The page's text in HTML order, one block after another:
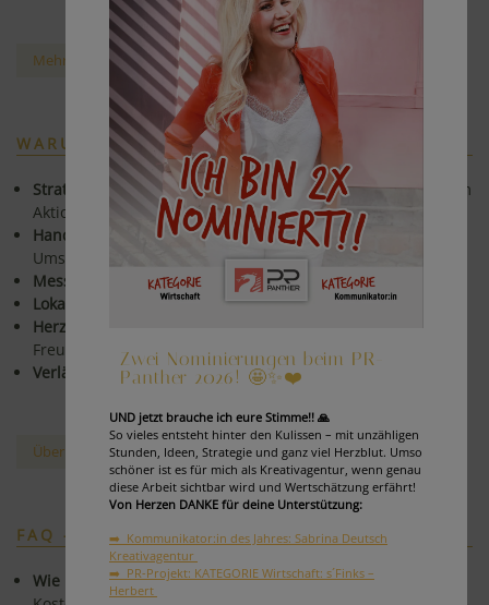
Mehr über meine Leistungen
WARUM MIT MIR?
Strategisch & kreativ:Konzepte mit rotem Faden statt losem
Aktionismus.
Hands-on & pragmatisch:Klare Empfehlungen, schnelle
Umsetzung.
Messbar:
Fokus auf Ergebnisse und Optimierungen.
Lokal in Graz - vernetzt in ganz Österreich.
Herzlich & nahbar:
Zusammenarbeit auf Augenhöhe, mit
Freude & Begeisterung.
Verlässlich & engagiert:Mit Herzblut und Verantwortung
Über mich & meine Reise
FAQ - HÄUFIGE FRAGEN
Wie läuft ein Projektstart ab?
Zwei Nominierungen beim PR-
Panther 2026! 🤩✨❤️
UND jetzt brauche ich eure Stimme!! 🙏
So vieles entsteht hinter den Kulissen – mit unzähligen
Stunden, Ideen, Strategie und ganz viel Herzblut. Umso
schöner ist es für mich als Kreativagentur, wenn genau
diese Arbeit sichtbar wird und Wertschätzung erfährt!
Von Herzen DANKE für deine Unterstützung:
➡️ Kommunikator:in des Jahres: Sabrina Deutsch
Kreativagentur
➡️ PR-Projekt: KATEGORIE Wirtschaft: s´Finks –
Herbert